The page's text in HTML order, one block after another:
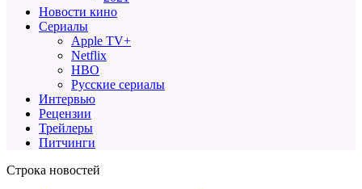
Новости кино
Сериалы
Apple TV+
Netflix
HBO
Русские сериалы
Интервью
Рецензии
Трейлеры
Питчинги
Строка новостей